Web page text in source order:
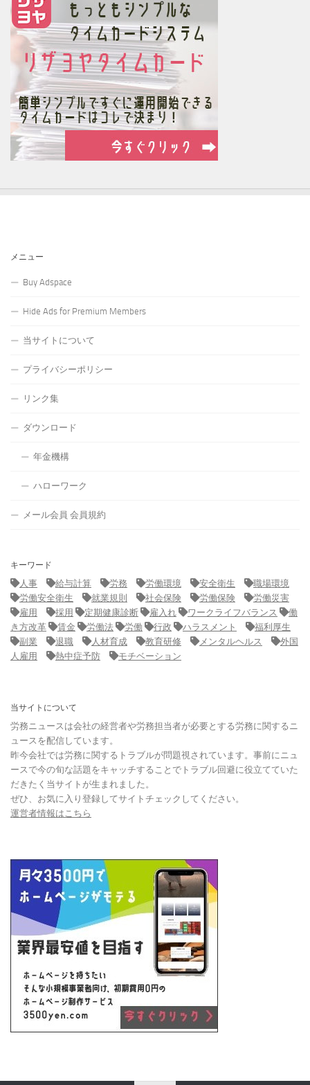
メニュー
Buy Adspace
Hide Ads for Premium Members
当サイトについて
プライバシーポリシー
リンク集
ダウンロード
年金機構
ハローワーク
メール会員 会員規約
キーワード
人事
給与計算 労務 労働環境 安全衛生
職場環境
労働安全衛生
就業規則 社会保険 労働保険
労働災害
雇用
採用 定期健康診断 雇入れ ワークライフバランス
働
き方改革
賃金 労働法 労働 行政 ハラスメント
福利厚生
副業
退職 人材育成 教育研修 メンタルヘルス
外国
人雇用
熱中症予防 モチベーション
当サイトについて
労務ニュースは会社の経営者や労務担当者が必要とする労務に関するニ
ュースを配信しています。
昨今会社では労務に関するトラブルが問題視されています。事前にニュ
ースで今の旬な話題をキャッチすることでトラブル回避に役立てていた
だきたく当サイトが生まれました。
ぜひ、お気に入り登録してサイトチェックしてください。
運営者情報はこちら